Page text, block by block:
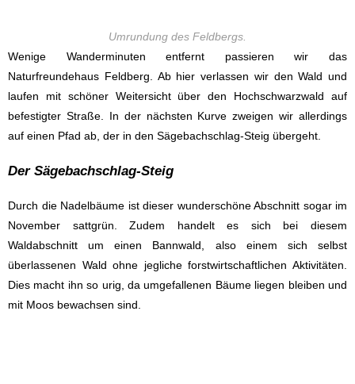
Umrundung des Feldbergs.
Wenige Wanderminuten entfernt passieren wir das
Naturfreundehaus Feldberg. Ab hier verlassen wir den Wald und
laufen mit schöner Weitersicht über den Hochschwarzwald auf
befestigter Straße. In der nächsten Kurve zweigen wir allerdings
auf einen Pfad ab, der in den Sägebachschlag-Steig übergeht.
Der Sägebachschlag-Steig
Durch die Nadelbäume ist dieser wunderschöne Abschnitt sogar im
November sattgrün. Zudem handelt es sich bei diesem
Waldabschnitt um einen Bannwald, also einem sich selbst
überlassenen Wald ohne jegliche forstwirtschaftlichen Aktivitäten.
Dies macht ihn so urig, da umgefallenen Bäume liegen bleiben und
mit Moos bewachsen sind.